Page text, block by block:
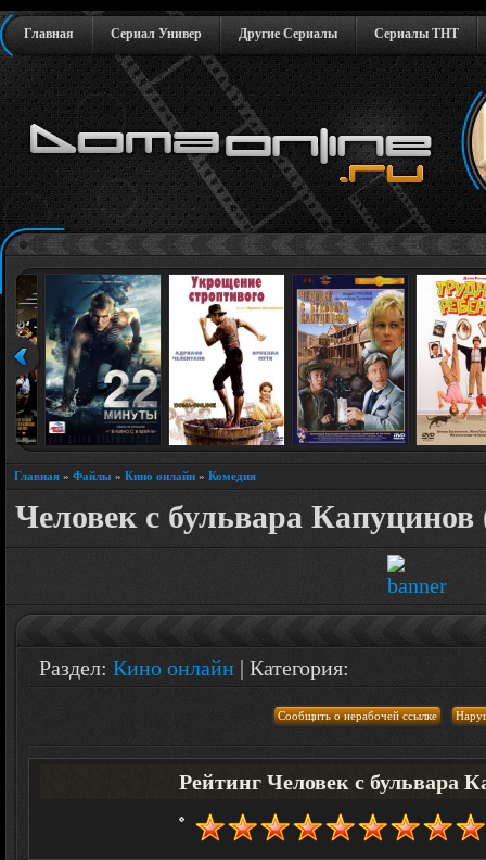
Главная Сериал Универ Другие Сериалы Сериалы ТНТ
Главная » Файлы » Кино онлайн » Комедия
Человек с бульвара Капуцинов
Раздел: Кино онлайн | Категория:
Рейтинг Человек с бульвара